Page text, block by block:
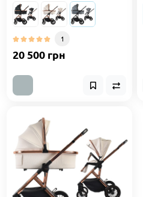
1
20 500 грн